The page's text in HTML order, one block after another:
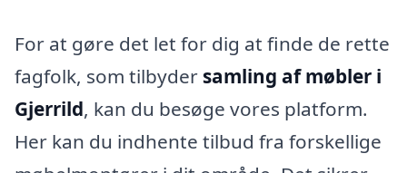
For at gøre det let for dig at finde de rette
fagfolk, som tilbyder samling af møbler i
Gjerrild, kan du besøge vores platform.
Her kan du indhente tilbud fra forskellige